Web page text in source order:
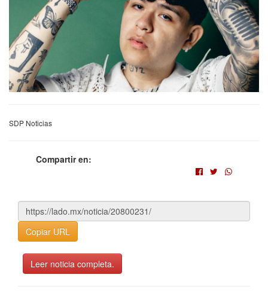
SDP Noticias
Compartir en:
Copiar URL
Leer noticia completa.